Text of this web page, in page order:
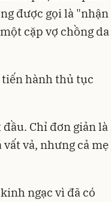
được gọi là "nhận
cặp vợ chồng da
tiến hành thủ tục
Chỉ đơn giản là
vả, nhưng cả mẹ
ngạc vì đã có